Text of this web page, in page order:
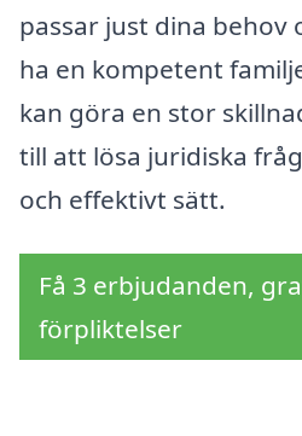
passar just dina behov
ha en kompetent
kan göra en stor
till att lösa juridiska
och effektivt sätt.
Få 3 erbjudanden,
förpliktelser